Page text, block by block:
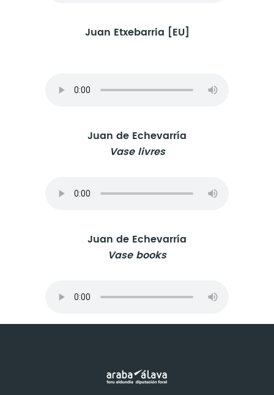
Juan Etxebarria [EU]
Juan de Echevarría
Vase livres
Juan de Echevarría
Vase books